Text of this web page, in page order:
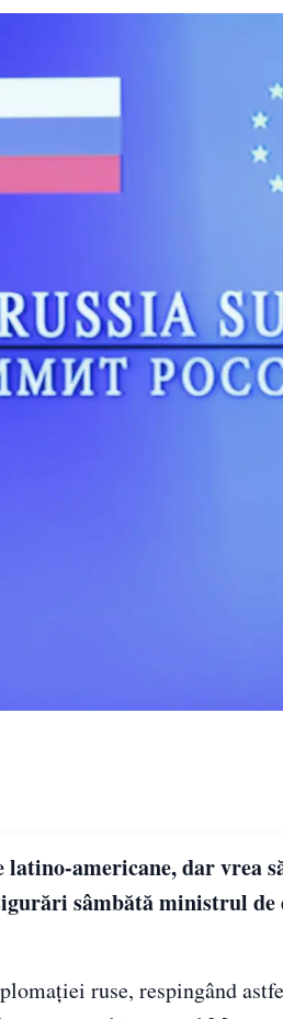
americane, dar vrea
sâmbătă ministrul de
ruse, respingând